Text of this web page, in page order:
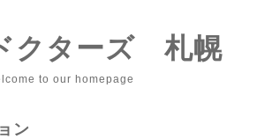
クターズ 札幌
to our homepage
ン